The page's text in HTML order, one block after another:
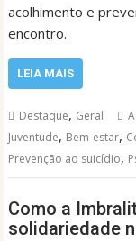
acolhimento e
encontro.
LEIA MAIS
Destaque, Geral
Juventude, Bem-estar,
Prevenção ao suicídio,
Como a
solidariedade